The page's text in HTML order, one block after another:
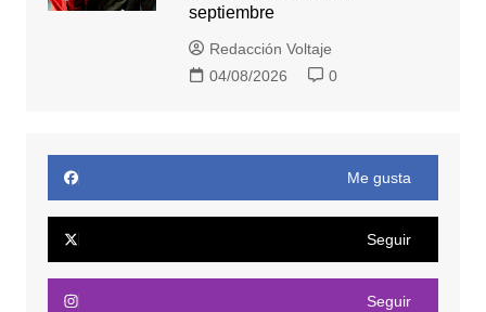
septiembre
Redacción Voltaje
04/08/2026
0
Me gusta
Seguir
Seguir